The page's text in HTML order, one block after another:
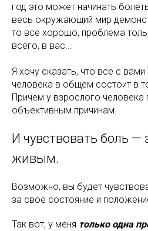
год это может начинать
весь окружающий мир
то все хорошо, проблема
всего, в вас...
Я хочу сказать, что все с
человека в общем состоит в
Причем у взрослого
объективным причинам.
И чувствовать боль —
живым.
Возможно, вы будет
за свое состояние и
Так вот, у меня только одна